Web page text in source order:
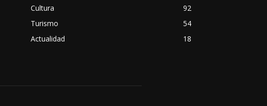
Cultura
92
Turismo
54
Actualidad
18